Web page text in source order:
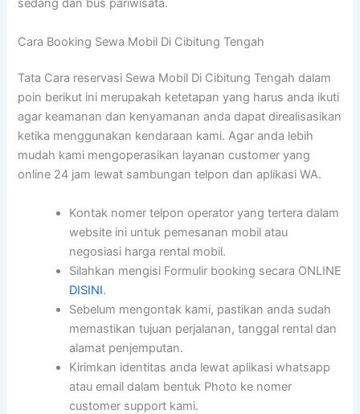
sedang dan bus pariwisata.
Cara Booking Sewa Mobil Di Cibitung Tengah
Tata Cara reservasi Sewa Mobil Di Cibitung Tengah dalam
poin berikut ini merupakah ketetapan yang harus anda ikuti
agar keamanan dan kenyamanan anda dapat direalisasikan
ketika menggunakan kendaraan kami. Agar anda lebih
mudah kami mengoperasikan layanan customer yang
online 24 jam lewat sambungan telpon dan aplikasi WA.
Kontak nomer telpon operator yang tertera dalam
website ini untuk pemesanan mobil atau
negosiasi harga rental mobil.
Silahkan mengisi Formulir booking secara ONLINE
DISINI.
Sebelum mengontak kami, pastikan anda sudah
memastikan tujuan perjalanan, tanggal rental dan
alamat penjemputan.
Kirimkan identitas anda lewat aplikasi whatsapp
atau email dalam bentuk Photo ke nomer
customer support kami.